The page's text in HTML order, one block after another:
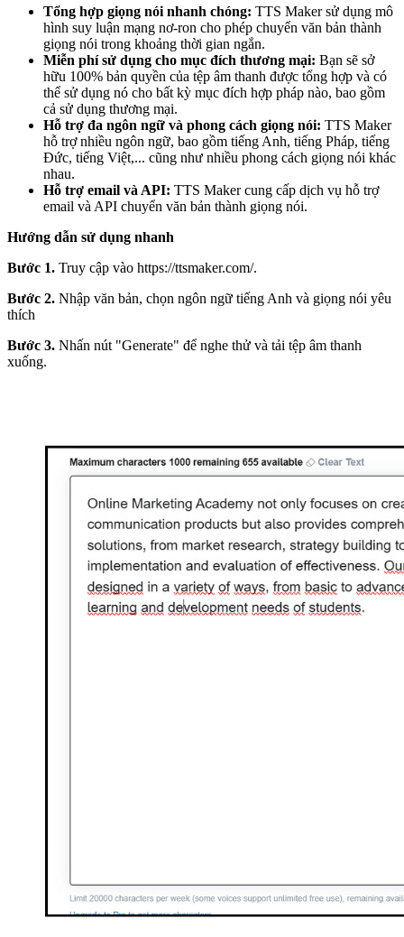
Tổng hợp giọng nói nhanh chóng: TTS Maker sử dụng mô
hình suy luận mạng nơ-ron cho phép chuyển văn bản thành
giọng nói trong khoảng thời gian ngắn.
Miễn phí sử dụng cho mục đích thương mại: Bạn sẽ sở
hữu 100% bản quyền của tệp âm thanh được tổng hợp và có
thể sử dụng nó cho bất kỳ mục đích hợp pháp nào, bao gồm
cả sử dụng thương mại.
Hỗ trợ đa ngôn ngữ và phong cách giọng nói: TTS Maker
hỗ trợ nhiều ngôn ngữ, bao gồm tiếng Anh, tiếng Pháp, tiếng
Đức, tiếng Việt,... cũng như nhiều phong cách giọng nói khác
nhau.
Hỗ trợ email và API: TTS Maker cung cấp dịch vụ hỗ trợ
email và API chuyển văn bản thành giọng nói.
Hướng dẫn sử dụng nhanh
Bước 1. Truy cập vào https://ttsmaker.com/.
Bước 2. Nhập văn bản, chọn ngôn ngữ tiếng Anh và giọng nói yêu
thích
Bước 3. Nhấn nút "Generate" để nghe thử và tải tệp âm thanh
xuống.